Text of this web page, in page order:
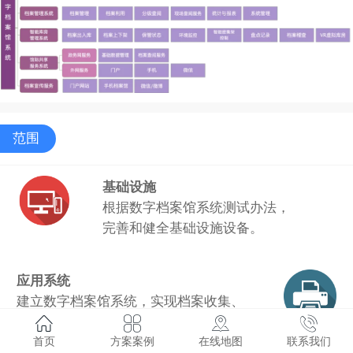
范围
基础设施
根据数字档案馆系统测试办法，
完善和健全基础设施设备。
应用系统
建立数字档案馆系统，实现档案收集、
管理、保存、保管、利用全过程管理，
解决电子档案在线/离线移交及长期保存。
首页 方案案例 在线地图 联系我们